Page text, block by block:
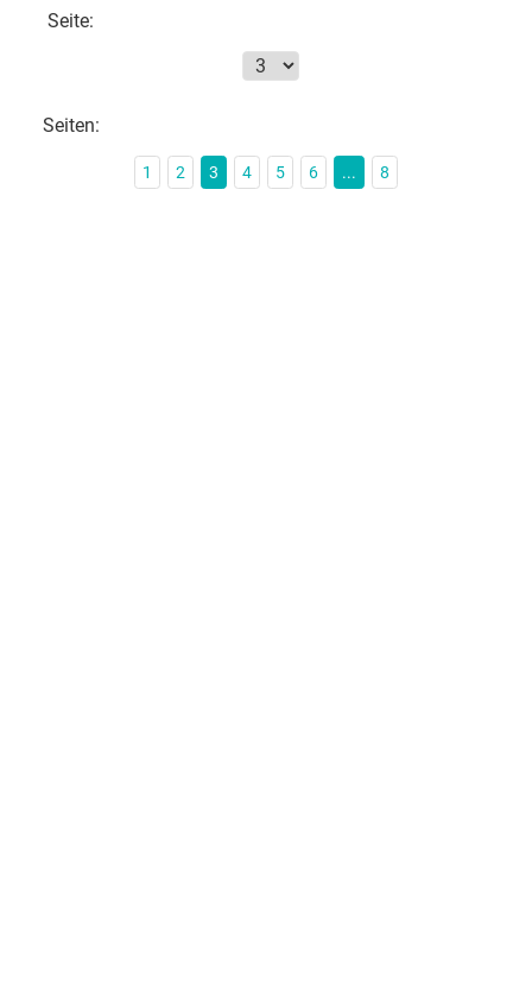
Seite:
Seiten:
1 2 3 4 5 6 ... 8